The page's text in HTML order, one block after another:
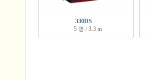
330DS
5 명 / 3.3 m